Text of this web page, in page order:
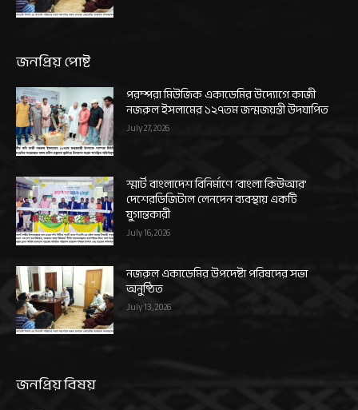
জনপ্রিয় পোষ্ট
পরম্পরা মিউজিক একাডেমির উদ্যোগে কাজী
নজরুল ইসলামের ১২৭তম জন্মজয়ন্তী উদযাপিত
July 27, 2026
স্মার্ট বাংলাদেশ বিনির্মাণে ‘বাংলা কিউআর’
দেশেরডিজিটাল লেনদেন ব্যবস্থায় একটি
যুগান্তকারী
July 16, 2026
নজরুল একাডেমির উপদেষ্টা পরিষদের সভা
অনুষ্ঠিত
July 13, 2026
জনপ্রিয় বিষয়